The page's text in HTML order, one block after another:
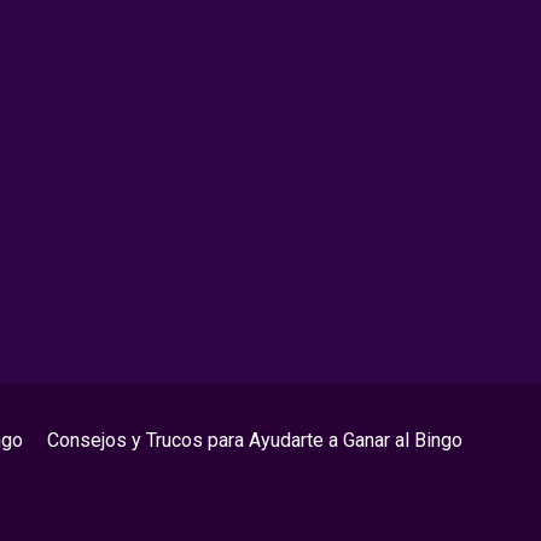
Consejos y Trucos para Ayudarte a Ganar al Bingo